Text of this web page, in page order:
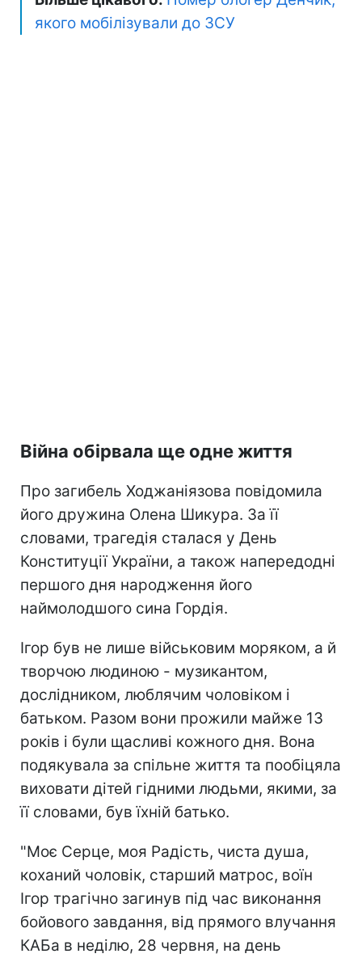
якого мобілізували до ЗСУ
Війна обірвала ще одне життя
Про загибель Ходжаніязова повідомила
його дружина Олена Шикура. За її
словами, трагедія сталася у День
Конституції України, а також напередодні
першого дня народження його
наймолодшого сина Гордія.
Ігор був не лише військовим моряком, а й
творчою людиною - музикантом,
дослідником, люблячим чоловіком і
батьком. Разом вони прожили майже 13
років і були щасливі кожного дня. Вона
подякувала за спільне життя та пообіцяла
виховати дітей гідними людьми, якими, за
її словами, був їхній батько.
"Моє Серце, моя Радість, чиста душа,
коханий чоловік, старший матрос, воїн
Ігор трагічно загинув під час виконання
бойового завдання, від прямого влучання
КАБа в неділю, 28 червня, на день